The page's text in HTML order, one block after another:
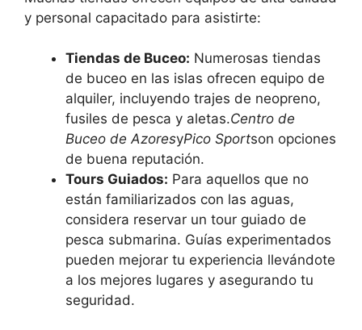
y personal capacitado para asistirte:
Tiendas de Buceo: Numerosas tiendas
de buceo en las islas ofrecen equipo de
alquiler, incluyendo trajes de neopreno,
fusiles de pesca y aletas.Centro de
Buceo de AzoresyPico Sportson opciones
de buena reputación.
Tours Guiados: Para aquellos que no
están familiarizados con las aguas,
considera reservar un tour guiado de
pesca submarina. Guías experimentados
pueden mejorar tu experiencia llevándote
a los mejores lugares y asegurando tu
seguridad.